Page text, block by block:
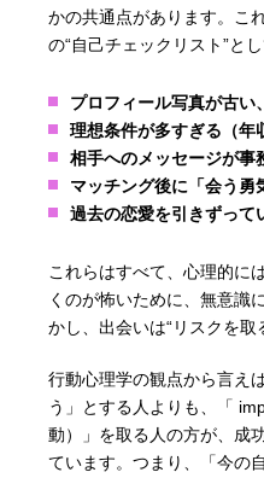
かの共通点があります。こ
の“自己チェックリスト”と
プロフィール写真が古い
理想条件が多すぎる（年
相手へのメッセージが事
マッチング後に「会う勇
過去の恋愛を引きずって
これらはすべて、心理的に
くのが怖いために、無意識
かし、出会いは“リスクを取
行動心理学の観点から言え
う」とする人よりも、「
動）」を取る人の方が、成
ています。つまり、「今の